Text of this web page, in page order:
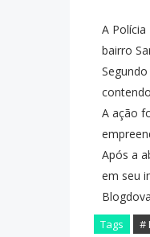
A
bairro
A ação
Após a
em seu
Tags #